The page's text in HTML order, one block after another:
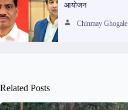
आयोजन
Chinmay Ghogale
Related Posts